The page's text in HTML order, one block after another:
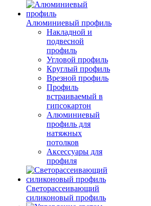
Алюминиевый профиль
Накладной и
подвесной
профиль
Угловой профиль
Круглый профиль
Врезной профиль
Профиль
встраиваемый в
гипсокартон
Алюминиевый
профиль для
натяжных
потолков
Аксессуары для
профиля
Светорассеивающий
силиконовый профиль